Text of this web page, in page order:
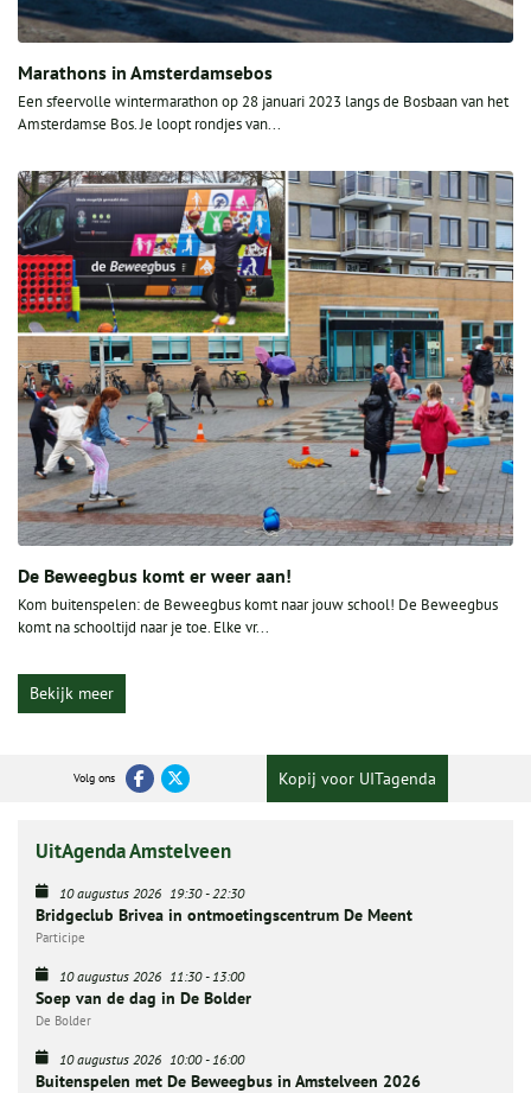
Marathons in Amsterdamsebos
Een sfeervolle wintermarathon op 28 januari 2023 langs de Bosbaan van het
Amsterdamse Bos. Je loopt rondjes van...
De Beweegbus komt er weer aan!
Kom buitenspelen: de Beweegbus komt naar jouw school! De Beweegbus
komt na schooltijd naar je toe. Elke vr...
Bekijk meer
Volg ons Kopij voor UITagenda
UitAgenda Amstelveen
10 augustus 2026 19:30- 22:30
Bridgeclub Brivea in ontmoetingscentrum De Meent
Participe
10 augustus 2026 11:30- 13:00
Soep van de dag in De Bolder
De Bolder
10 augustus 2026 10:00- 16:00
Buitenspelen met De Beweegbus in Amstelveen 2026